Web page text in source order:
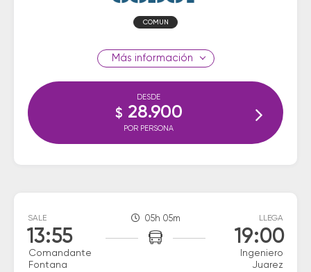
COMUN
información
DESDE
$ 28.900
POR PERSONA
SALE
13:55
Comandante
Fontana
05h 05m LLEGA
19:00
Ingeniero
Juarez